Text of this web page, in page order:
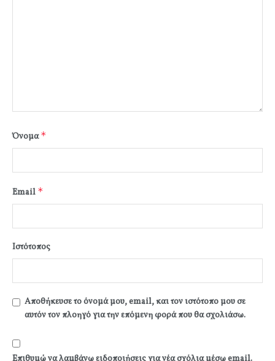
Όνομα*
Email *
Ιστότοπος
Αποθήκευσε το όνομά μου, email, και τον ιστότοπο μου σε
αυτόν τον πλοηγό για την επόμενη φορά που θα σχολιάσω.